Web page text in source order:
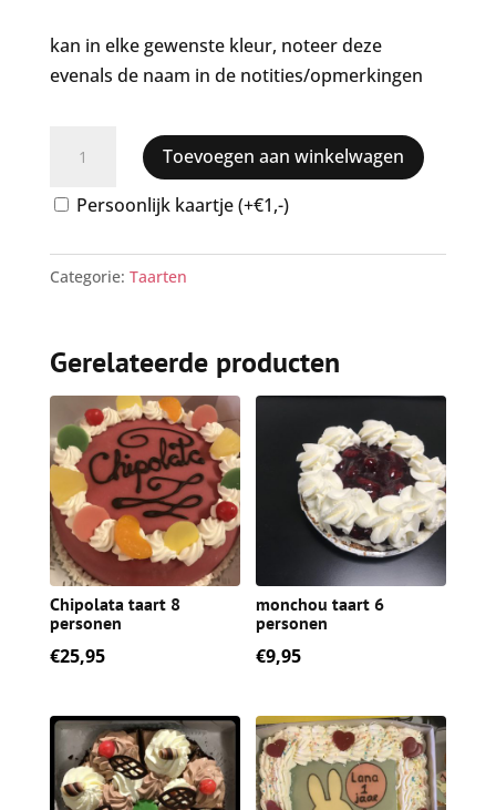
kan in elke gewenste kleur, noteer deze
evenals de naam in de notities/opmerkingen
verjaardagstaart
1
aantal
Toevoegen aan winkelwagen
Persoonlijk kaartje (+€1,-)
Categorie: Taarten
Gerelateerde producten
Chipolata taart 8
personen
€25,95
monchou taart 6
personen
€9,95